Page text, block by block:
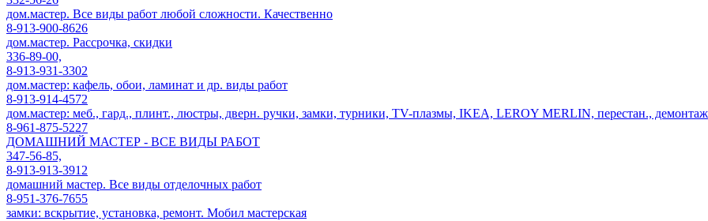
дом.мастер. Все виды работ любой сложности. Качественно
8-913-900-8626
дом.мастер. Рассрочка, скидки
336-89-00,
8-913-931-3302
дом.мастер: кафель, обои, ламинат и др. виды работ
8-913-914-4572
дом.мастер: меб., гард., плинт., люстры, дверн. ручки, замки, турники, ТV-плазмы, IKEA, LEROY MERLIN, перестан.,
8-961-875-5227
ДОМАШНИЙ МАСТЕР - ВСЕ ВИДЫ РАБОТ
347-56-85,
8-913-913-3912
домашний мастер. Все виды отделочных работ
8-951-376-7655
замки: вскрытие, установка, ремонт. Мобил мастерская